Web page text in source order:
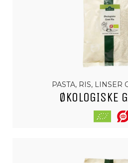
PASTA, RIS, LINSER
ØKOLOGISKE